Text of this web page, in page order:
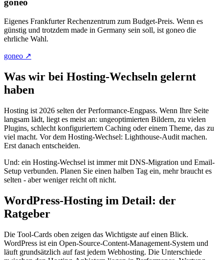
goneo
Eigenes Frankfurter Rechenzentrum zum Budget-Preis. Wenn es
günstig und trotzdem made in Germany sein soll, ist goneo die
ehrliche Wahl.
goneo ↗
Was wir bei Hosting-Wechseln gelernt
haben
Hosting ist 2026 selten der Performance-Engpass. Wenn Ihre Seite
langsam lädt, liegt es meist an: ungeoptimierten Bildern, zu vielen
Plugins, schlecht konfiguriertem Caching oder einem Theme, das zu
viel macht. Vor dem Hosting-Wechsel: Lighthouse-Audit machen.
Erst danach entscheiden.
Und: ein Hosting-Wechsel ist immer mit DNS-Migration und Email-
Setup verbunden. Planen Sie einen halben Tag ein, mehr braucht es
selten - aber weniger reicht oft nicht.
WordPress-Hosting im Detail: der
Ratgeber
Die Tool-Cards oben zeigen das Wichtigste auf einen Blick.
WordPress ist ein Open-Source-Content-Management-System und
läuft grundsätzlich auf fast jedem Webhosting. Die Unterschiede